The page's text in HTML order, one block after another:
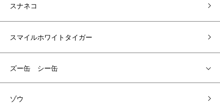
スナネコ
スマイルホワイトタイガー
ズー缶 シー缶
ゾウ